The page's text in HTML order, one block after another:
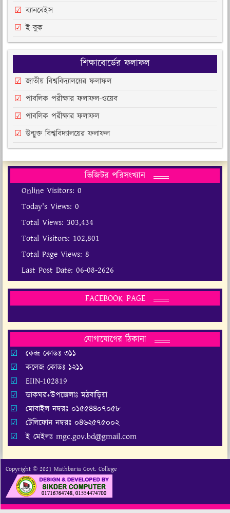
ব্যানবেইস
ই-বুক
শিক্ষাবোর্ডের ফলাফল
জাতীয় বিশ্ববিদ্যালয়ের ফলাফল
পাবলিক পরীক্ষার ফলাফল-ওয়েব
পাবলিক পরীক্ষার ফলাফল
উন্মুক্ত বিশ্ববিদ্যালয়ের ফলাফল
ভিজিটর পরিসংখ্যান
Online Visitors: 0
Today's Views: 0
Total Views: 303,434
Total Visitors: 102,801
Total Page Views: 8
Last Post Date: 06-08-2626
FACEBOOK PAGE
যোগাযোগের ঠিকানা
কেন্দ্র কোডঃ ৩১১
কলেজ কোডঃ ১২১১
EIIN-102819
ডাকঘর+উপজেলাঃ মঠবাড়িয়া
মোবাইল নম্বরঃ ০১৫৫৪৪০৭০৫৮
টেলিফোন নম্বরঃ ০৪৬২৫৭৫০০২
ই মেইলঃ mgc.gov.bd@gmail.com
Copyright © 2021 Mathbaria Govt. College